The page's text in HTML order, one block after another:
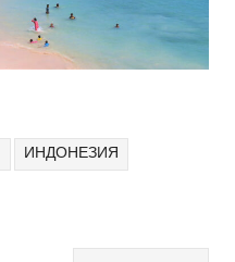
ИНДОНЕЗИЯ